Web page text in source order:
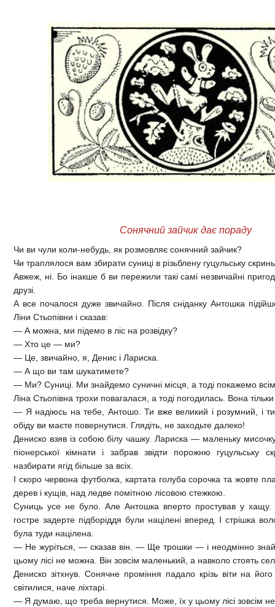
Сонячний зайчик дає пораду
Чи ви чули коли-небудь, як розмовляє сонячний зайчик?
Чи траплялося вам збирати суниці в різьблену гуцульську
Авжеж, ні. Бо інакше б ви пережили такі самі незвичайні
друзі.
А все почалося дуже звичайно. Після сніданку Антошка
Ліни Стьопівни і сказав:
— А можна, ми підемо в ліс на розвідку?
— Хто це — ми?
— Це, звичайно, я, Денис і Лариска.
— А що ви там шукатимете?
— Ми? Суниці. Ми знайдемо суничні місця, а тоді покажемо
Ліна Стьопівна трохи повагалася, а тоді погодилась. Вона
— Я надіюсь на тебе, Антошо. Ти вже великий і розумний, і
обіду ви маєте повернутися. Глядіть, не заходьте далеко!
Дениско взяв із собою білу чашку. Лариска — маленьку
піонерської кімнати і забрав звідти порожню гуцульську
назбирати ягід більше за всіх.
І скоро червона футболка, картата голуба сорочка та жовте
дерев і кущів, над ледве помітною лісовою стежкою.
Суниць усе не було. Але Антошка вперто простував у хащу.
гостре задерте підборіддя були націлені вперед. І стрішка
була туди націлена.
— Не журіться, — сказав він. — Ще трошки — і неодмінно
цьому лісі не можна. Він зовсім маленький, а навколо стоять
Дениско зітхнув. Сонячне проміння падало крізь віти на
світилися, наче ліхтарі.
— Я думаю, що треба вернутися. Може, їх у цьому лісі зовсім